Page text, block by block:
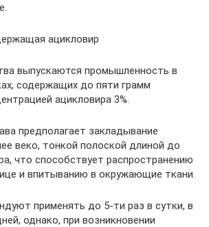
ацикловир
выпускаются промышленность в
содержащих до пяти грамм
ацикловира 3%.
предполагает закладывание
веко, тонкой полоской длиной до
что способствует распространению
и впитыванию в окружающие ткани.
применять до 5-ти раз в сутки, в
однако, при возникновении